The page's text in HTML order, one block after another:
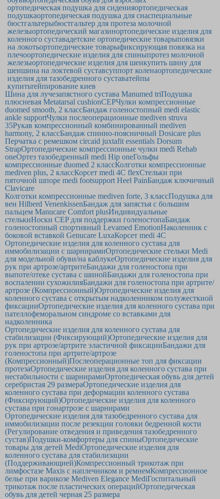
ортопедическая подушка для сиденияортопедическая
подушкаортопедическая подушка для снаспециальные
бюстгальтерыбюстгальтер для протеза молочной
железыортопедический магазинортопедические изделия для
коленного суставадетские ортопедические товарыповязки
на локотьортопедические товарыфиксирующая повязка на
плечоортопедические изделия для спиныпротез молочной
железыортопедические изделия для шеикупить шину для
шеишина на локтевой суставсуппорт коленаортопедические
изделия для тазобедренного суставатейпы
купитьтейпирование киев
Шина для лучезапястного сустава Manumed triПодушка
плюсневая Metatarsal cushionCEPЧулки компрессионные
duomed smooth, 2 классБандаж голеностопный medi elastic
ankle supportЧулки послеоперационные mediven struva
35Рукав компрессионный комбинированный mediven
harmony, 2 классБандаж спинно-поясничный Dosicare plus
Перчатка с ремешком circaid juxtafit essentials Dorsum
StrapОртопедические компрессионные чулки medi Rehab
oneОртез тазобедренный medi Hip oneГольфы
компрессионные duomed 2 классКолготки компрессионные
mediven plus, 2 классКорсет medi 4C flexСтельки при
пяточной шпоре medi footsupport Heel PainБандаж ключичный
Clavicare
Колготки компрессионные mediven forte, 3 классПодушка для
вен Hilberd VenenkissenБандаж для запястья с большим
пальцем Manucare Comfort plusИндивидуальные
стелькиНоски CEP для поддержки голеностопаБандаж
голеностопный спортивный Levamed EmotionНаколенник с
боковой вставкой Genucare LuxaКорсет medi 4C
Ортопедические изделия для коленного сустава для
иммобилизации с шарнирамиОртопедические стельки Medi
для модельной обуви/на каблукеОртопедические изделия для
рук при артрозе/артритеБандажи для голеностопа при
выпоте/отеке сустава с шинойБандажи для голеностопа при
воспалении сухожилияБандажи для голеностопа при артрите/
артрозе (Компрессионный)Ортопедические изделия для
коленного сустава с открытым надколенником полужесткиой
фиксацииОртопедические изделия для коленного сустава при
пателлофеморальном синдроме со вставками для
надколенника
Ортопедические изделия для коленного сустава для
стабилизации (Фиксирующий)Ортопедические изделия для
рук при артрозе/артрите эластичной фиксацииБандажи для
голеностопа при артрите/артрозе
(Компрессионный)Послеоперационные топ для фиксации
протезаОртопедические изделия для коленного сустава при
нестабильности с шарнирамиОртопедическая обувь для детей
серебристая 29 размераОртопедические изделия для
коленного сустава при деформации коленного сустава
(Фиксирующий)Ортопедические изделия для коленного
сустава при гонартрозе с шарнирами
Ортопедические изделия для тазобедренного сустава для
иммобилизации после резекции головки бедренной кости
(Регулирование отведения и приведения тазобедренного
сустав)Подушки-комфортеры для спиныОртопедические
товары для детей MediОртопедические изделия для
коленного сустава для стабилизации
(Поддерживающией)Компрессионный трикотаж при
лимфостазе Maxis с наплечником и ремнемКомпрессионное
белье при варикозе Mediven Elegance MediГоспитальный
трикотаж после пластических операцийОртопедическая
обувь для детей черная 25 размера